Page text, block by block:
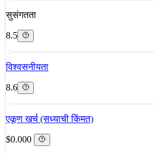
सुसंगतता
8.5
विश्वसनीयता
8.6
एकूण खर्च (सध्याची किंमत)
$0.000